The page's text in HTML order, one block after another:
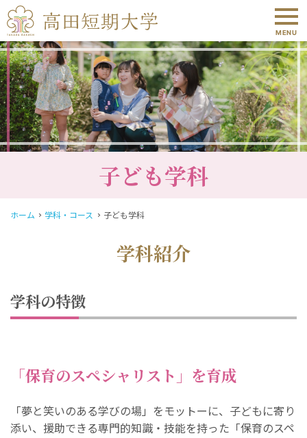
MENU
子ども学科
ホーム 学科・コース 子ども学科
学科紹介
学科の特徴
「保育のスペシャリスト」を育成
「夢と笑いのある学びの場」をモットーに、子どもに寄り
添い、援助できる専門的知識・技能を持った「保育のスペ